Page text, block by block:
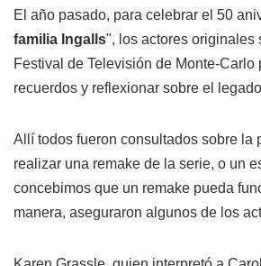
El año pasado, para celebrar el 50
familia Ingalls", los actores originales
Festival de Televisión de Monte-Carlo
recuerdos y reflexionar sobre el
Allí todos fueron consultados sobre la
realizar una remake de la serie, o un
concebimos que un remake pueda
manera, aseguraron algunos de los